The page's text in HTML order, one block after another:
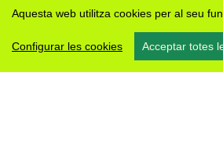
Aquesta web utilitza cookies per al seu
Configurar les cookies Acceptar totes